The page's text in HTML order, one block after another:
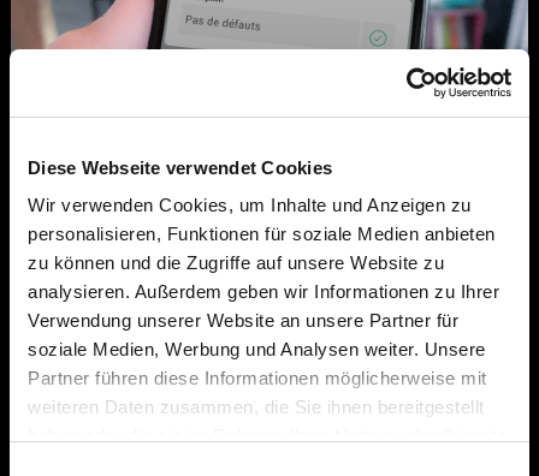
Diese Webseite verwendet Cookies
Wir verwenden Cookies, um Inhalte und Anzeigen zu
personalisieren, Funktionen für soziale Medien anbieten
zu können und die Zugriffe auf unsere Website zu
analysieren. Außerdem geben wir Informationen zu Ihrer
Verwendung unserer Website an unsere Partner für
soziale Medien, Werbung und Analysen weiter. Unsere
Partner führen diese Informationen möglicherweise mit
weiteren Daten zusammen, die Sie ihnen bereitgestellt